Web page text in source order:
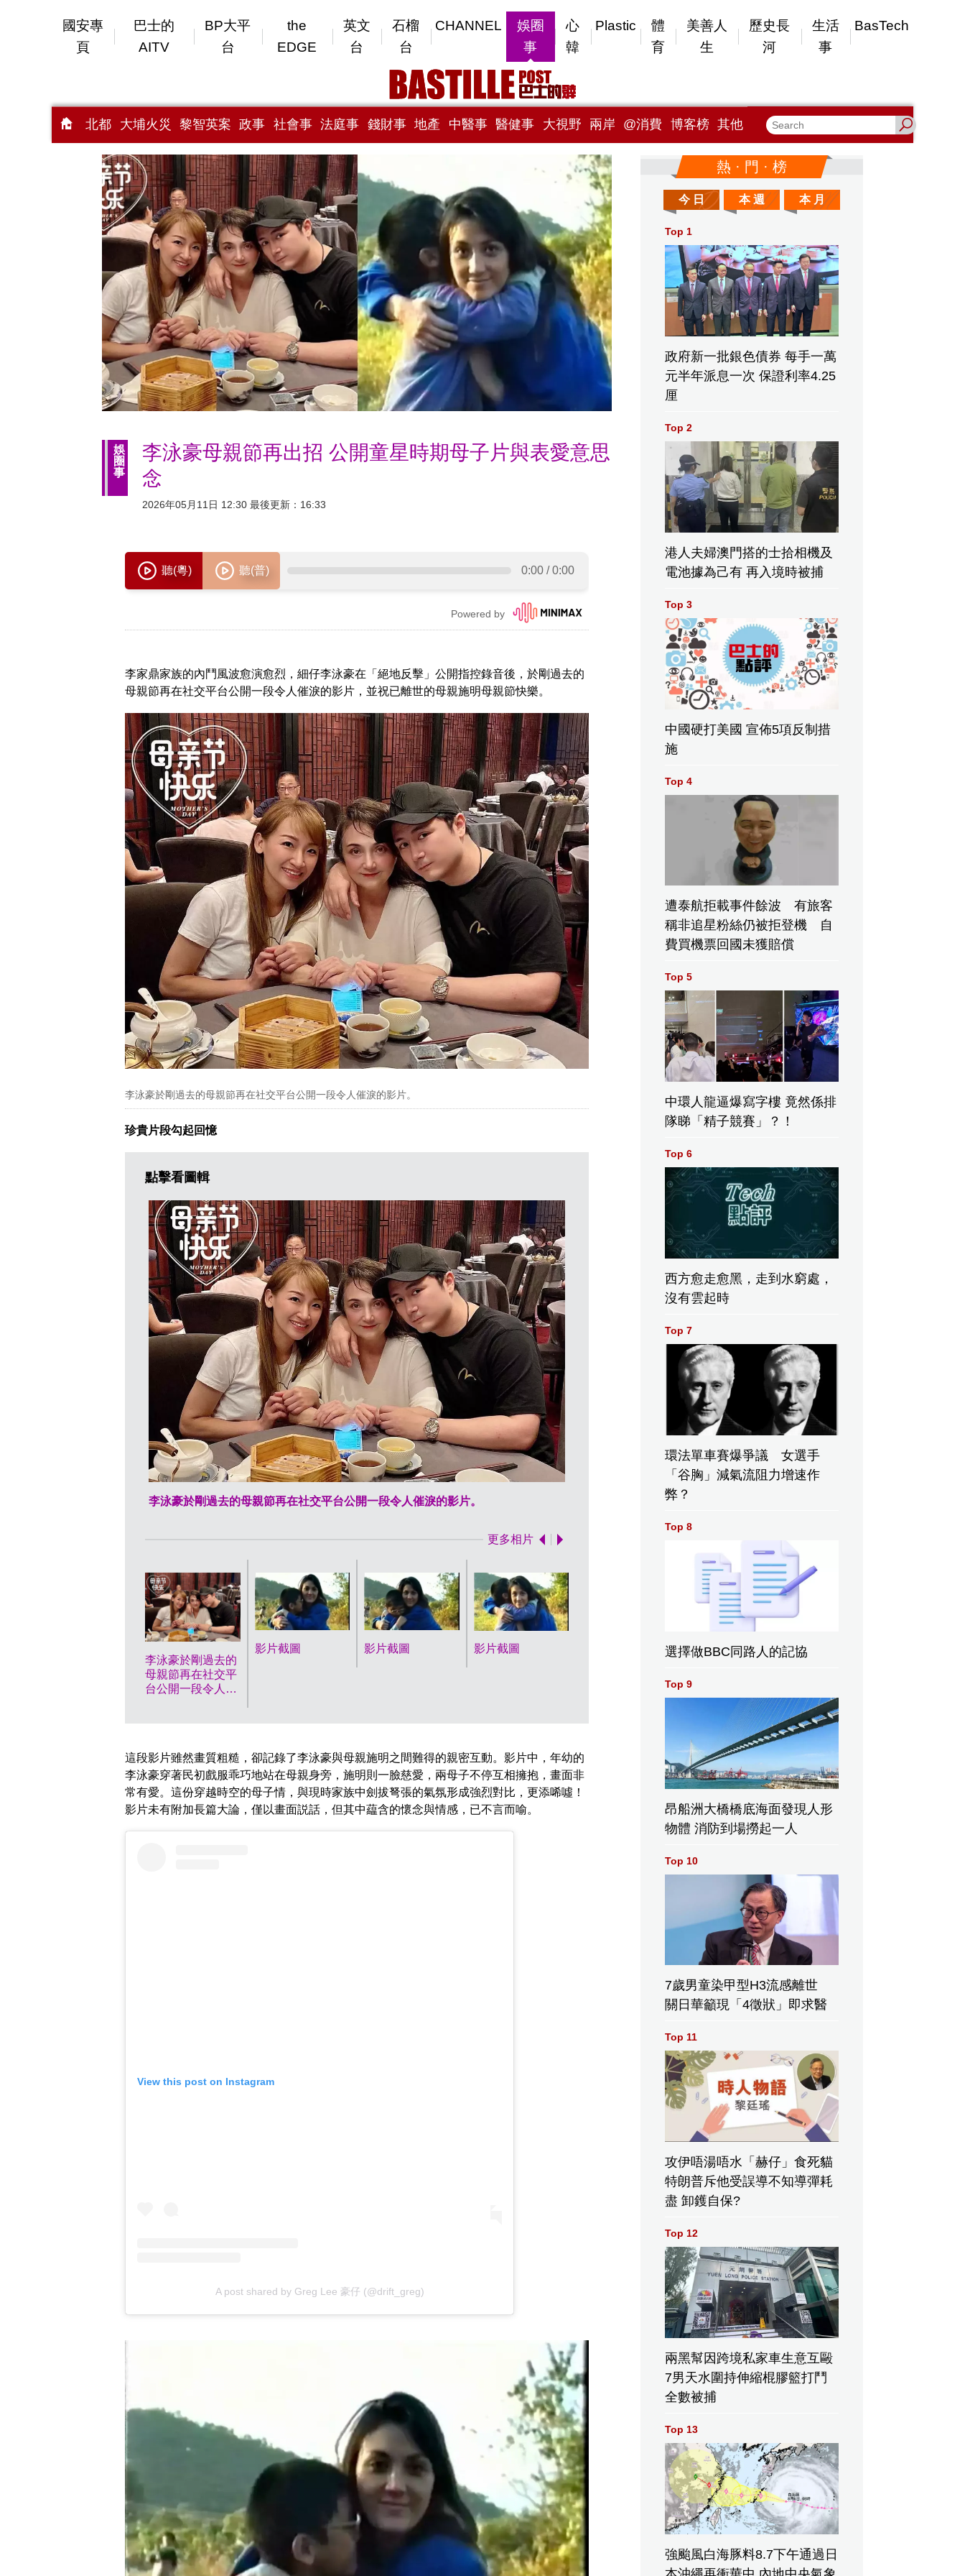
國安專
頁
巴士的
AITV
BP大平
台
the
EDGE
英文
台
石榴
台
CHANNEL
娛圈
事
心
韓
Plastic
體
育
美善人
生
歷史長
河
生活
事
BasTech
北都 大埔火災 黎智英案 政事 社會事 法庭事 錢財事 地產 中醫事 醫健事 大視野 兩岸 @消費 博客榜 其他
娛
圈
事
李泳豪母親節再出招 公開童星時期母子片與表愛意思
念
2026年05月11日 12:30 最後更新：16:33
李家鼎家族的內鬥風波愈演愈烈，細仔李泳豪在「絕地反擊」公開指控錄音後，於剛過去的
母親節再在社交平台公開一段令人催淚的影片，並祝已離世的母親施明母親節快樂。
李泳豪於剛過去的母親節再在社交平台公開一段令人催淚的影片。
珍貴片段勾起回憶
點擊看圖輯
李泳豪於剛過去的母親節再在社交平台公開一段令人催淚的影片。
更多相片
李泳豪於剛過去的
母親節再在社交平
台公開一段令人催
影片截圖 影片截圖 影片截圖
影片截圖
這段影片雖然畫質粗糙，卻記錄了李泳豪與母親施明之間難得的親密互動。影片中，年幼的
李泳豪穿著民初戲服乖巧地站在母親身旁，施明則一臉慈愛，兩母子不停互相擁抱，畫面非
常有愛。這份穿越時空的母子情，與現時家族中劍拔弩張的氣氛形成強烈對比，更添唏噓！
影片未有附加長篇大論，僅以畫面説話，但其中藴含的懷念與情感，已不言而喻。
View this post on Instagram
A post shared by Greg Lee 豪仔 (@drift_greg)
熱 · 門 · 榜
今 日 本 週 本 月
Top 1
政府新一批銀色債券 每手一萬
元半年派息一次 保證利率4.25
厘
Top 2
港人夫婦澳門搭的士拾相機及
電池據為己有 再入境時被捕
Top 3
中國硬打美國 宣佈5項反制措
施
Top 4
遭泰航拒載事件餘波 有旅客
稱非追星粉絲仍被拒登機 自
費買機票回國未獲賠償
Top 5
中環人龍逼爆寫字樓 竟然係排
隊睇「精子競賽」？！
Top 6
西方愈走愈黑，走到水窮處，
沒有雲起時
Top 7
環法單車賽爆爭議 女選手
「谷胸」減氣流阻力增速作
弊？
Top 8
選擇做BBC同路人的記協
Top 9
昂船洲大橋橋底海面發現人形
物體 消防到場撈起一人
Top 10
7歲男童染甲型H3流感離世
關日華籲現「4徵狀」即求醫
Top 11
攻伊唔湯唔水「赫仔」食死貓
特朗普斥他受誤導不知導彈耗
盡 卸鑊自保?
Top 12
兩黑幫因跨境私家車生意互毆
7男天水圍持伸縮棍膠籃打鬥
全數被捕
Top 13
強颱風白海豚料8.7下午通過日